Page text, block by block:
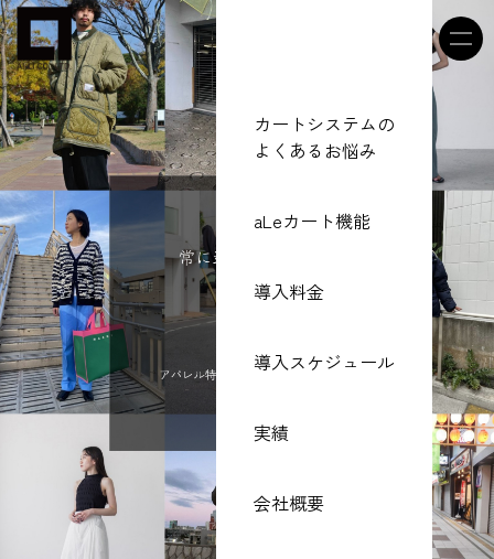
カートシステムの
よくあるお悩み
aLeカート機能
導入料金
導入スケジュール
実績
会社概要